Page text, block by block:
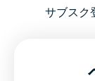
サブスク